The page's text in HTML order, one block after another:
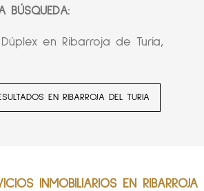
BÚSQUEDA:
en Ribarroja de Turia,
EN RIBARROJA DEL TURIA
INMOBILIARIOS EN RIBARROJA